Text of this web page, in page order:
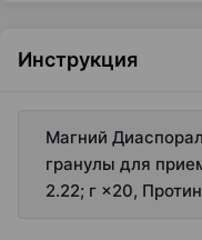
Инструкция
Магний
гранулы для
2.22; г ×20,